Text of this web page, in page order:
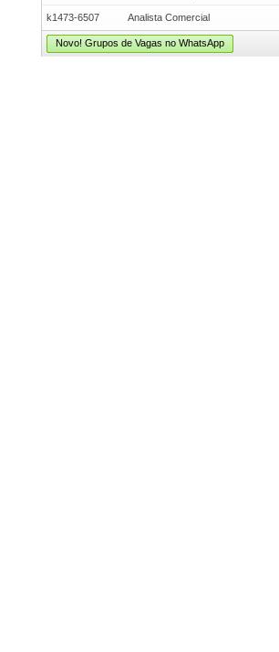
k1473-6507 Analista Comercial
Novo! Grupos de Vagas no WhatsApp